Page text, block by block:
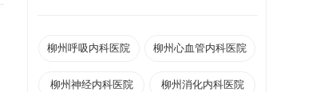
柳州呼吸内科医院 柳州心血管内科医院
柳州神经内科医院 柳州消化内科医院